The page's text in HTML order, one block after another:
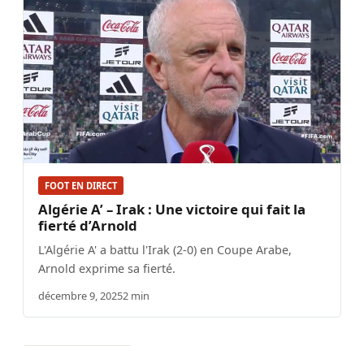
FOOT EN DIRECT
Algérie A’ – Irak : Une victoire qui fait la
fierté d’Arnold
L'Algérie A' a battu l'Irak (2-0) en Coupe Arabe,
Arnold exprime sa fierté.
décembre 9, 20252 min